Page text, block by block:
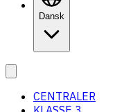
Dansk
CENTRALER